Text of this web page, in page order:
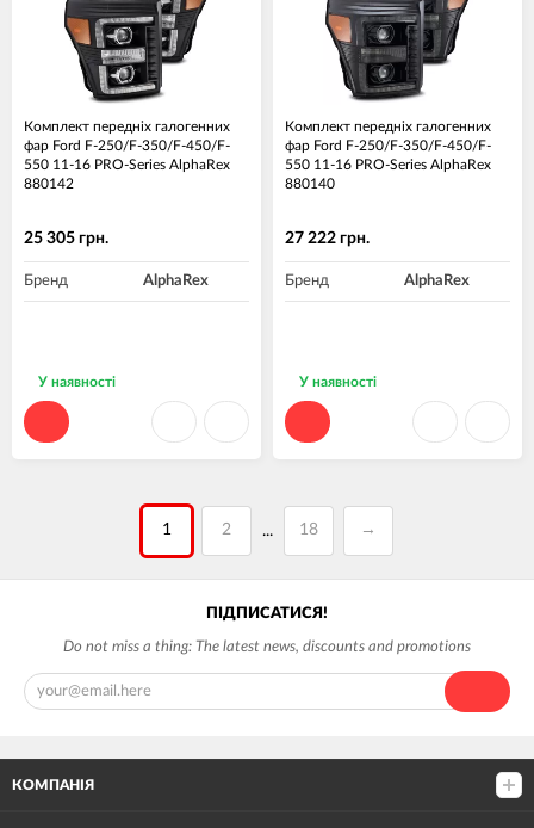
Комплект передніх галогенних
фар Ford F-250/F-350/F-450/F-
550 11-16 PRO-Series AlphaRex
880142
25 305 грн.
Бренд AlphaRex
У наявності
Комплект передніх галогенних
фар Ford F-250/F-350/F-450/F-
550 11-16 PRO-Series AlphaRex
880140
27 222 грн.
Бренд AlphaRex
У наявності
1 2 ... 18 →
ПІДПИСАТИСЯ!
Do not miss a thing: The latest news, discounts and promotions
КОМПАНІЯ